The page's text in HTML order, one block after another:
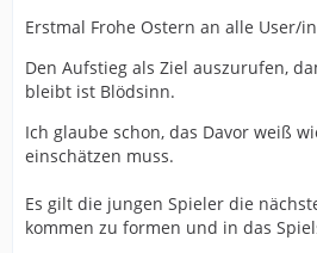
Erstmal Frohe Ostern an alle User/
Den Aufstieg als Ziel auszurufen,
bleibt ist Blödsinn.
Ich glaube schon, das Davor weiß
einschätzen muss.
Es gilt die jungen Spieler die
kommen zu formen und in das